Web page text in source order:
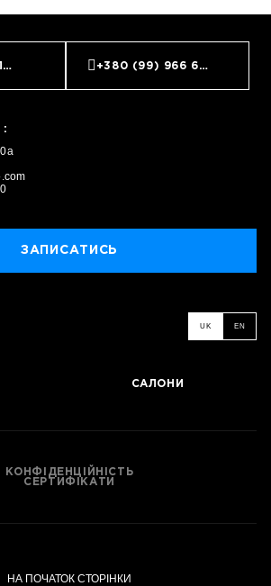
ГОЙДИ, 10А +380 (99) 966 65 55
ЗАПИСАТИСЬ
UK EN
САЛОНИ
КОНФІДЕНЦІЙНІСТЬ
СЕРТИФІКАТИ
НА ПОЧАТОК СТОРІНКИ